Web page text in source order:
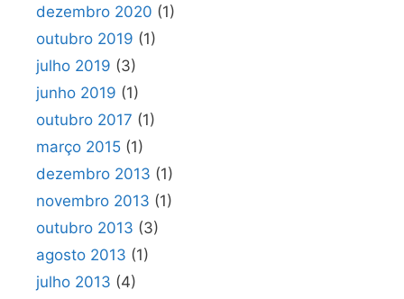
dezembro 2020 (1)
outubro 2019 (1)
julho 2019 (3)
junho 2019 (1)
outubro 2017 (1)
março 2015 (1)
dezembro 2013 (1)
novembro 2013 (1)
outubro 2013 (3)
agosto 2013 (1)
julho 2013 (4)